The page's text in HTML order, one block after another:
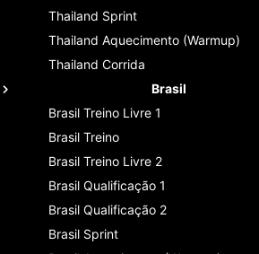
Thailand Sprint
Thailand Aquecimento (Warmup)
Thailand Corrida
Brasil
Brasil Treino Livre 1
Brasil Treino
Brasil Treino Livre 2
Brasil Qualificação 1
Brasil Qualificação 2
Brasil Sprint